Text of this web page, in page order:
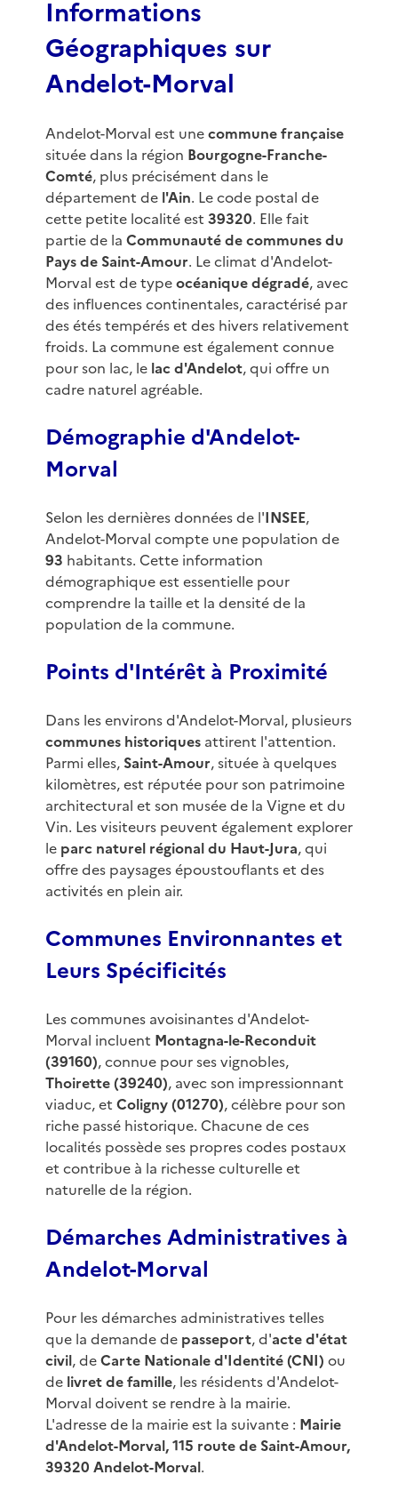
Informations
Géographiques sur
Andelot-Morval
Andelot-Morval est unecommune française
située dans la région Bourgogne-Franche-
Comté, plus précisément dans le
département de l'Ain. Le code postal de
cette petite localité est 39320. Elle fait
partie de la Communauté de communes du
Pays de Saint-Amour. Le climat d'Andelot-
Morval est de typeocéanique dégradé, avec
des influences continentales, caractérisé par
des étés tempérés et des hivers relativement
froids. La commune est également connue
pour son lac, le lac d'Andelot, qui offre un
cadre naturel agréable.
Démographie d'Andelot-
Morval
Selon les dernières données de l'INSEE,
Andelot-Morval compte une population de
93 habitants. Cette information
démographique est essentielle pour
comprendre la taille et la densité de la
population de la commune.
Points d'Intérêt à Proximité
Dans les environs d'Andelot-Morval, plusieurs
communes historiquesattirent l'attention.
Parmi elles, Saint-Amour, située à quelques
kilomètres, est réputée pour son patrimoine
architectural et son musée de la Vigne et du
Vin. Les visiteurs peuvent également explorer
le parc naturel régional du Haut-Jura, qui
offre des paysages époustouflants et des
activités en plein air.
Communes Environnantes et
Leurs Spécificités
Les communes avoisinantes d'Andelot-
Morval incluent Montagna-le-Reconduit
(39160), connue pour ses vignobles,
Thoirette (39240), avec son impressionnant
viaduc, et Coligny (01270), célèbre pour son
riche passé historique. Chacune de ces
localités possède ses propres codes postaux
et contribue à la richesse culturelle et
naturelle de la région.
Démarches Administratives à
Andelot-Morval
Pour les démarches administratives telles
que la demande de passeport, d'acte d'état
civil, deCarte Nationale d'Identité (CNI) ou
de livret de famille, les résidents d'Andelot-
Morval doivent se rendre à la mairie.
L'adresse de la mairie est la suivante : Mairie
d'Andelot-Morval, 115 route de Saint-Amour,
39320 Andelot-Morval.